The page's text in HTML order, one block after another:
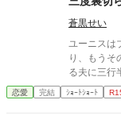
血圧の上昇が
ろうさんの
蒼黒せい
ユーニスは
り、もうそ
る夫に三行
で思いっき
の瞳の男が
恋愛 完結 ｼｮｰﾄｼｮｰﾄ